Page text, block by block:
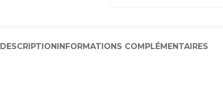
DESCRIPTIONINFORMATIONS COMPLÉMENTAIRES